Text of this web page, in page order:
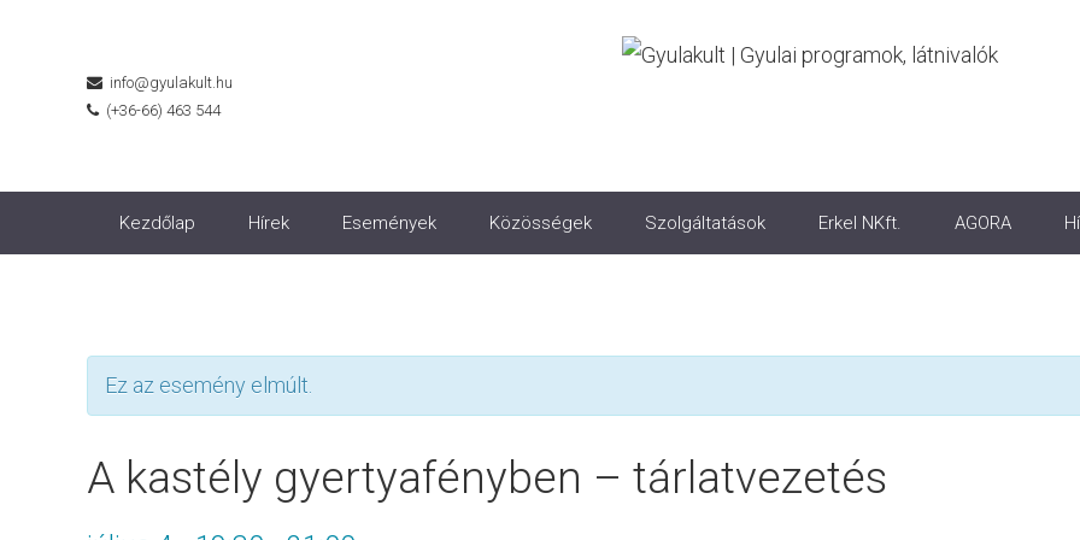
info@gyulakult.hu
(+36-66) 463 544
Kezdőlap Hírek Események Közösségek Szolgáltatások Erkel NKft. AGORA
Ez az esemény elmúlt.
A kastély gyertyafényben – tárlatvezetés